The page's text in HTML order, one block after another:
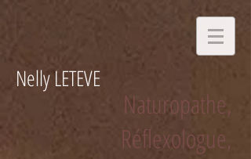
Naturopathe,
Réflexologue,
Nelly LETEVE